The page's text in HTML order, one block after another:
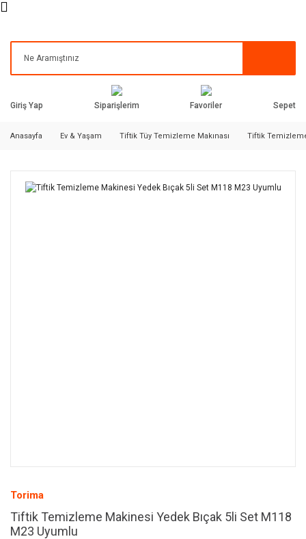
Giriş Yap Siparişlerim Favoriler Sepet
Anasayfa Ev & Yaşam Tiftik Tüy Temizleme Makınası Tiftik
Torima
Tiftik Temizleme Makinesi Yedek Bıçak 5li Set M118
M23 Uyumlu